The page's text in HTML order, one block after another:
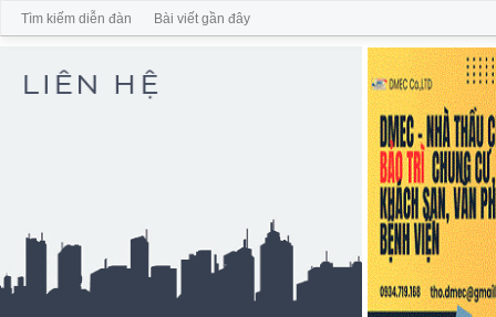
Tìm kiếm diễn đàn Bài viết gần đây